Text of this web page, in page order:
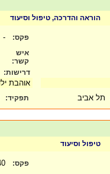
הוראה והדרכה, טיפול וסיעוד
פקס: -
איש
קשר:
דרישות:
אוהבת
תל אביב תפקיד:
טיפול וסיעוד
פקס: